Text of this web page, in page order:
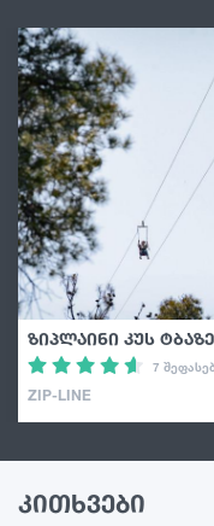
ზიპლაინი კუს ტბაზე
7
ZIP-LINE
კითხვები